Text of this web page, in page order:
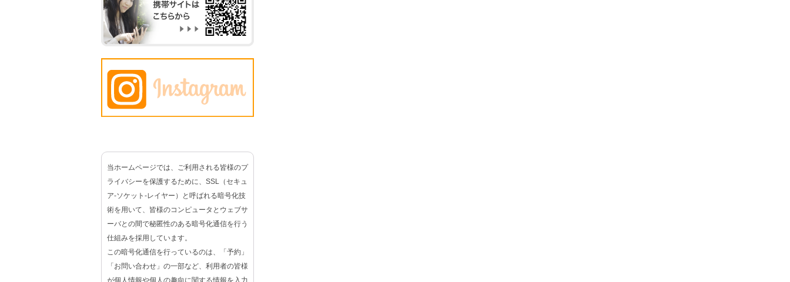
当ホームページでは、ご利用される皆様のプ
ライバシーを保護するために、SSL（セキュ
ア-ソケット-レイヤー）と呼ばれる暗号化技
術を用いて、皆様のコンピュータとウェブサ
ーバとの間で秘匿性のある暗号化通信を行う
仕組みを採用しています。
この暗号化通信を行っているのは、「予約」
「お問い合わせ」の一部など、利用者の皆様
が個人情報や個人の趣向に関する情報を入力